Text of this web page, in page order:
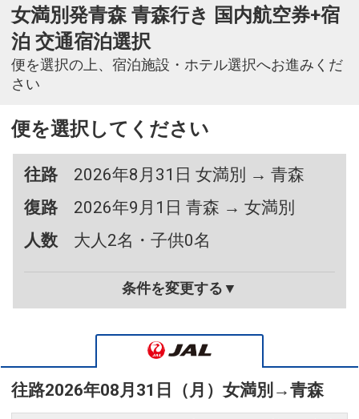
女満別発青森 青森行き 国内航空券+宿
泊 交通宿泊選択
便を選択の上、宿泊施設・ホテル選択へお進みくだ
さい
便を選択してください
往路
2026年8月31日 女満別 → 青森
復路
2026年9月1日 青森 → 女満別
人数
大人2名・子供0名
条件を変更する▼
往路2026年08月31日（月） 女満別 →青森